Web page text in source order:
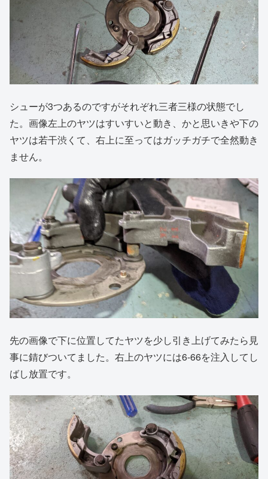
シューが3つあるのですがそれぞれ三者三様の状態でし
た。画像左上のヤツはすいすいと動き、かと思いきや下の
ヤツは若干渋くて、右上に至ってはガッチガチで全然動き
ません。
先の画像で下に位置してたヤツを少し引き上げてみたら見
事に錆びついてました。右上のヤツには6-66を注入してし
ばし放置です。